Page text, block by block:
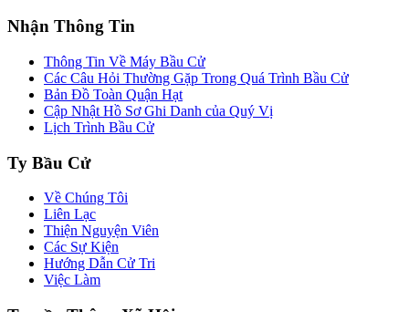
Nhận Thông Tin
Thông Tin Về Máy Bầu Cử
Các Câu Hỏi Thường Gặp Trong Quá Trình Bầu Cử
Bản Đồ Toàn Quận Hạt
Cập Nhật Hồ Sơ Ghi Danh của Quý Vị
Lịch Trình Bầu Cử
Ty Bầu Cử
Về Chúng Tôi
Liên Lạc
Thiện Nguyện Viên
Các Sự Kiện
Hướng Dẫn Cử Tri
Việc Làm